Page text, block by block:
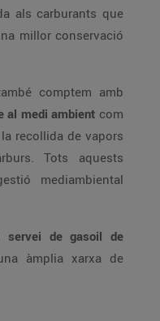
als carburants que
millor conservació
comptem amb
al medi ambient com
recollida de vapors
Tots aquests
mediambiental
servei de gasoil de
àmplia xarxa de